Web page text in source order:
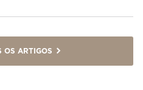
OS ARTIGOS